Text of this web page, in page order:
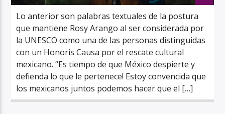
Lo anterior son palabras textuales de la postura
que mantiene Rosy Arango al ser considerada por
la UNESCO como una de las personas distinguidas
con un Honoris Causa por el rescate cultural
mexicano. “Es tiempo de que México despierte y
defienda lo que le pertenece! Estoy convencida que
los mexicanos juntos podemos hacer que el […]